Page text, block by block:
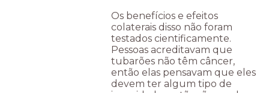
Os benefícios e efeitos
colaterais disso não foram
testados cientificamente.
Pessoas acreditavam que
tubarões não têm câncer,
então elas pensavam que eles
devem ter algum tipo de